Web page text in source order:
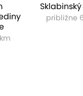
približne